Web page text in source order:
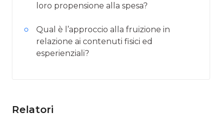
loro propensione alla spesa?
Qual è l’approccio alla fruizione in
relazione ai contenuti fisici ed
esperienziali?
Relatori